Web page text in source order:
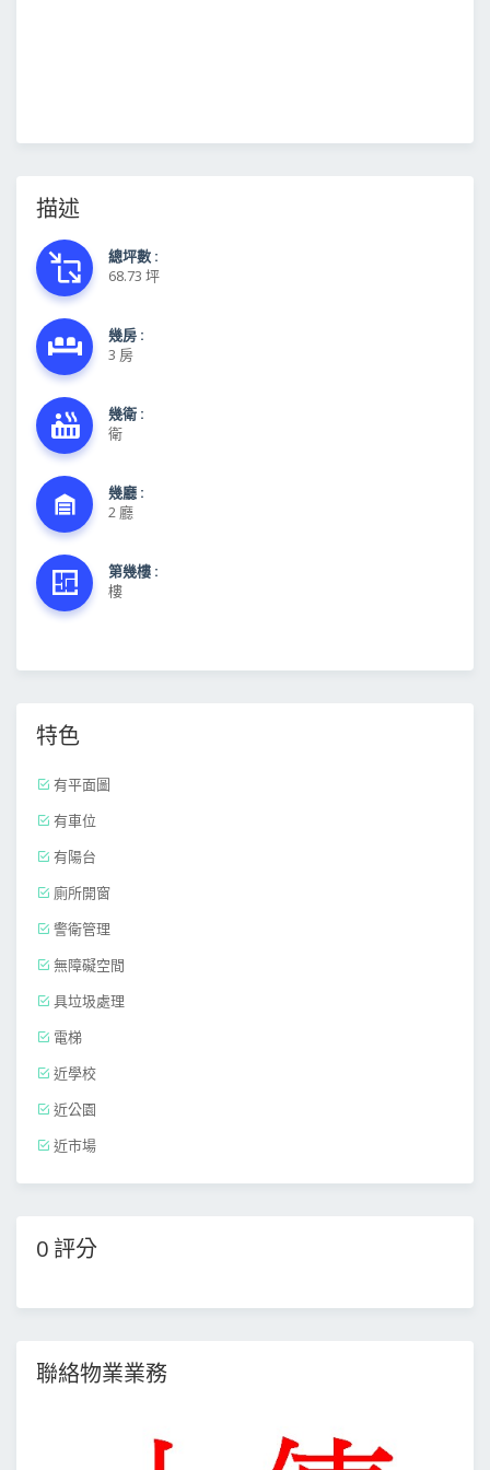
描述
總坪數 :
68.73 坪
幾房 :
3 房
幾衛 :
衛
幾廳 :
2 廳
第幾樓 :
樓
特色
有平面圖
有車位
有陽台
廁所開窗
警衛管理
無障礙空間
具垃圾處理
電梯
近學校
近公園
近市場
0 評分
聯絡物業業務